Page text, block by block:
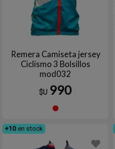
Remera Camiseta jersey
Ciclismo 3 Bolsillos
mod032
$U 990
+10 en stock